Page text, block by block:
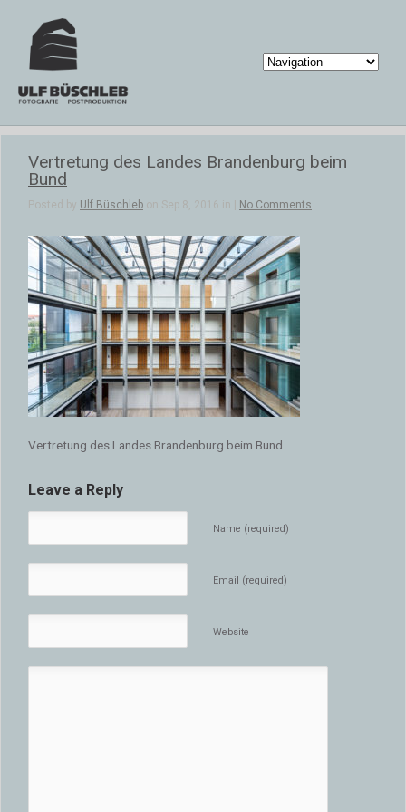
Vertretung des Landes Brandenburg beim
Bund
Posted by Ulf Büschleb on Sep 8, 2016 in | No Comments
Vertretung des Landes Brandenburg beim Bund
Leave a Reply
Name (required)
Email (required)
Website